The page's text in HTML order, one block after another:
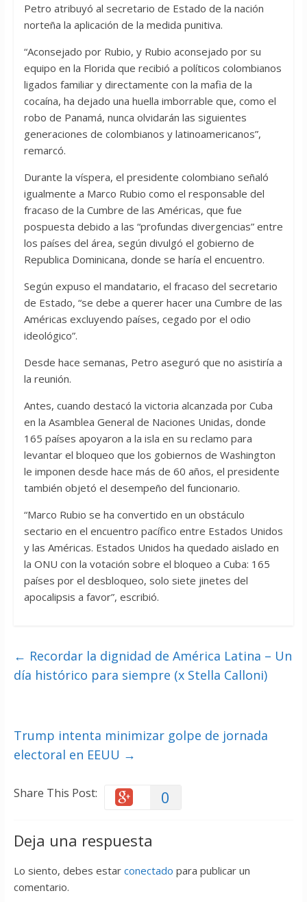
Petro atribuyó al secretario de Estado de la nación
norteña la aplicación de la medida punitiva.
“Aconsejado por Rubio, y Rubio aconsejado por su
equipo en la Florida que recibió a políticos colombianos
ligados familiar y directamente con la mafia de la
cocaína, ha dejado una huella imborrable que, como el
robo de Panamá, nunca olvidarán las siguientes
generaciones de colombianos y latinoamericanos”,
remarcó.
Durante la víspera, el presidente colombiano señaló
igualmente a Marco Rubio como el responsable del
fracaso de la Cumbre de las Américas, que fue
pospuesta debido a las “profundas divergencias” entre
los países del área, según divulgó el gobierno de
Republica Dominicana, donde se haría el encuentro.
Según expuso el mandatario, el fracaso del secretario
de Estado, “se debe a querer hacer una Cumbre de las
Américas excluyendo países, cegado por el odio
ideológico”.
Desde hace semanas, Petro aseguró que no asistiría a
la reunión.
Antes, cuando destacó la victoria alcanzada por Cuba
en la Asamblea General de Naciones Unidas, donde
165 países apoyaron a la isla en su reclamo para
levantar el bloqueo que los gobiernos de Washington
le imponen desde hace más de 60 años, el presidente
también objetó el desempeño del funcionario.
“Marco Rubio se ha convertido en un obstáculo
sectario en el encuentro pacífico entre Estados Unidos
y las Américas. Estados Unidos ha quedado aislado en
la ONU con la votación sobre el bloqueo a Cuba: 165
países por el desbloqueo, solo siete jinetes del
apocalipsis a favor”, escribió.
← Recordar la dignidad de América Latina – Un
día histórico para siempre (x Stella Calloni)
Trump intenta minimizar golpe de jornada
electoral en EEUU →
Share This Post: 0
Deja una respuesta
Lo siento, debes estar conectado para publicar un
comentario.